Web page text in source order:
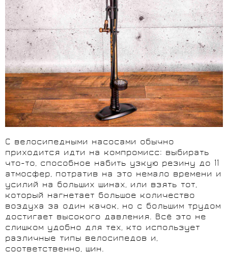
С велосипедными насосами обычно
приходится идти на компромисс: выбирать
что-то, способное набить узкую резину до 11
атмосфер, потратив на это немало времени и
усилий на больших шинах, или взять тот,
который нагнетает большое количество
воздуха за один качок, но с большим трудом
достигает высокого давления. Всё это не
слишком удобно для тех, кто использует
различные типы велосипедов и,
соответственно, шин.